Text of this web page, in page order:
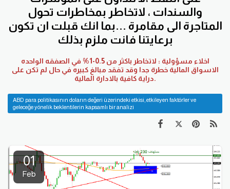
والسندات ، لاتخاطر بمخاطرات تحول
المتاجرة الى مقامرة ...بما انك قبلت ان تكون
برعايتنا فانت ملزم بذلك
اخلاء مسؤولية : لاتخاطر باكثر من 0.5-1% في الصفقه الواحده
الاسواق المالية خطرة جدا وقد تفقد مبالغ كبيره في حال لم تكن على
دراية كافية بالادارة المالية.
ABD para politikasının doların değeri üzerindeki etkisi, etkileyen faktörler ve
geleceğe yönelik beklentilerin kapsamlı bir analizi
01
Feb